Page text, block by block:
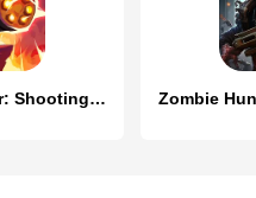
Shadow Survivor: Shooting Game